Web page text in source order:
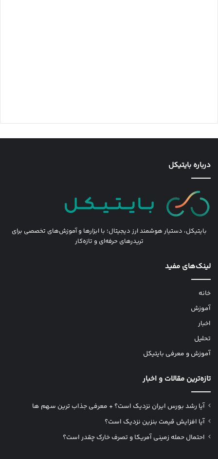
درباره بایتیکل
بایتیکل، دستیار هوشمند ارز دیجیتال؛ با ابزارها و آموزش‌های تخصصی برای
تریدرهای حرفه‌ای و تازه‌کار
لینک‌های مفید
خانه
آموزش
اخبار
تحلیل
آموزش و معرفی بایتیکل
تازه‌ترین مقالات و اخبار
آیا رشد بورس ایران نزدیک است؟ + معرفی جذاب ترین سهم ها
آیا افزایش قیمت بنزین نزدیک است؟
احتمال حمله زمینی آمریکا و تصرف خارک چقدر است؟